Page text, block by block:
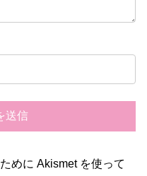
めに Akismet を使って